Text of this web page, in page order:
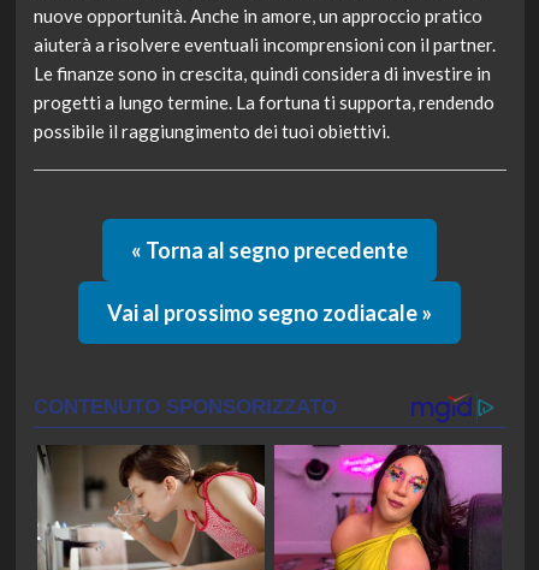
nuove opportunità. Anche in amore, un approccio pratico
aiuterà a risolvere eventuali incomprensioni con il partner.
Le finanze sono in crescita, quindi considera di investire in
progetti a lungo termine. La fortuna ti supporta, rendendo
possibile il raggiungimento dei tuoi obiettivi.
« Torna al segno precedente
Vai al prossimo segno zodiacale »